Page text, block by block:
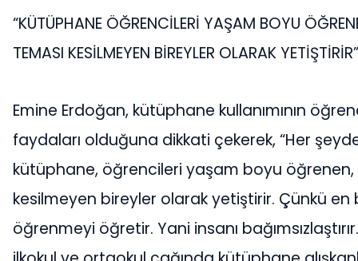
“KÜTÜPHANE ÖĞRENCİLERİ YAŞAM BOYU
TEMASI KESİLMEYEN BİREYLER OLARAK YETİŞTİRİR”
Emine Erdoğan, kütüphane kullanımının
faydaları olduğuna dikkati çekerek, “Her
kütüphane, öğrencileri yaşam boyu öğrenen,
kesilmeyen bireyler olarak yetiştirir. Çünkü
öğrenmeyi öğretir. Yani insanı